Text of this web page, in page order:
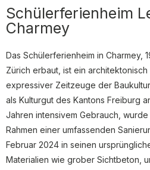
Schülerferienheim
Charmey
Das Schülerferienheim in Charmey,
Zürich erbaut, ist ein
expressiver Zeitzeuge der
als Kulturgut des Kantons Freiburg
Jahren intensivem Gebrauch,
Rahmen einer umfassenden
Februar 2024 in seinen
Materialien wie grober Sichtbeton,